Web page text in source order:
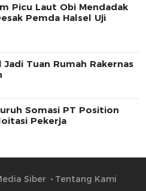
Picu Laut Obi Mendadak
Pemda Halsel Uji
Jadi Tuan Rumah Rakernas
Somasi PT Position
Pekerja
Siber Tentang Kami